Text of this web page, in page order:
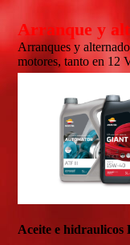
Arranque y
Arranques y
motores, tanto en 12
Aceite e hidraulicos